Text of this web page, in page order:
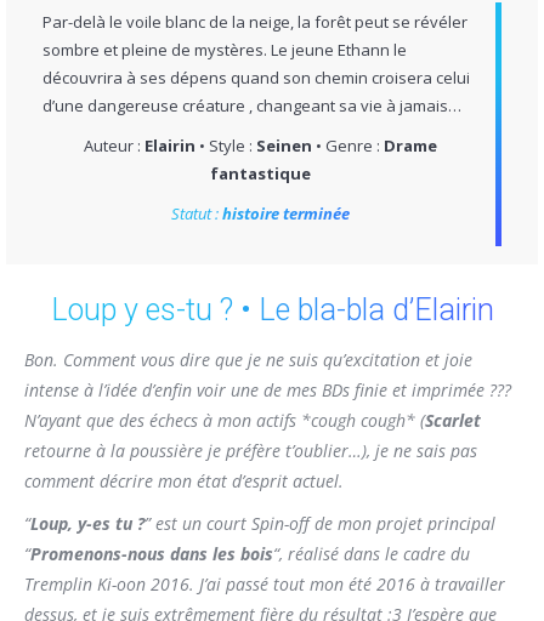
Par-delà le voile blanc de la neige, la forêt peut se révéler
sombre et pleine de mystères. Le jeune Ethann le
découvrira à ses dépens quand son chemin croisera celui
d’une dangereuse créature , changeant sa vie à jamais…
Auteur : Elairin • Style : Seinen • Genre : Drame
fantastique
Statut :histoire terminée
Loup y es-tu ? • Le bla-bla d’Elairin
Bon. Comment vous dire que je ne suis qu’excitation et joie
intense à l’idée d’enfin voir une de mes BDs finie et imprimée ???
N’ayant que des échecs à mon actifs *cough cough* (Scarlet
retourne à la poussière je préfère t’oublier…), je ne sais pas
comment décrire mon état d’esprit actuel.
“Loup, y-es tu ?” est un court Spin-off de mon projet principal
“Promenons-nous dans les bois“, réalisé dans le cadre du
Tremplin Ki-oon 2016. J’ai passé tout mon été 2016 à travailler
dessus, et je suis extrêmement fière du résultat :3 J’espère que